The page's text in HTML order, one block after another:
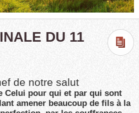
DU 11
de notre salut
Celui pour qui et par qui sont
amener beaucoup de fils à la